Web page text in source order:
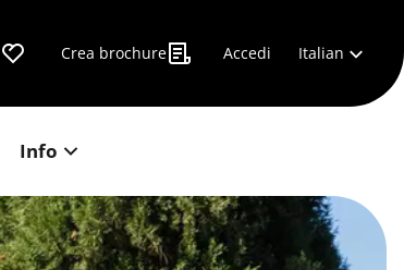
Crea brochure Accedi Italian
Info